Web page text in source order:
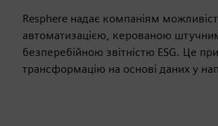
Resphere надає компаніям
автоматизацією, керованою
безперебійною звітністю ESG. Це
трансформацію на основі даних у